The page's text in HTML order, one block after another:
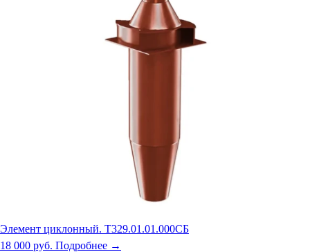
Элемент циклонный. Т329.01.01.000СБ
18 000 руб. Подробнее →